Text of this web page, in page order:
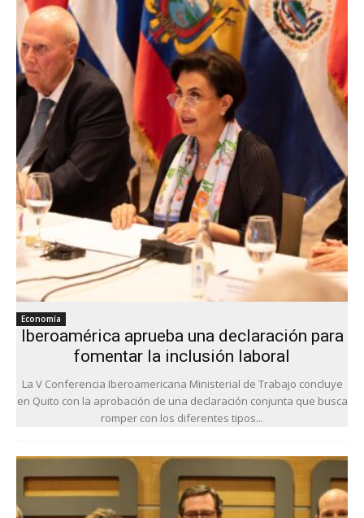
Economía
Iberoamérica aprueba una declaración para
fomentar la inclusión laboral
La V Conferencia Iberoamericana Ministerial de Trabajo concluye
en Quito con la aprobación de una declaración conjunta que busca
romper con los diferentes tipos...